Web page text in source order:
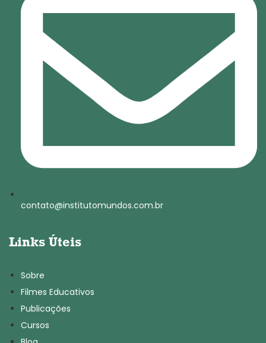
contato@institutomundos.com.br
Links Úteis
Sobre
Filmes Educativos
Publicações
Cursos